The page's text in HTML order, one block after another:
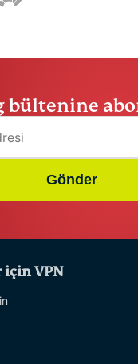
bültenine
Gönder
için VPN